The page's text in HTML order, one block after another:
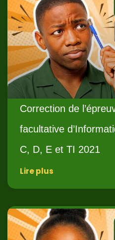
Correction de
facultative
C, D, E et TI 2021
Lire plus